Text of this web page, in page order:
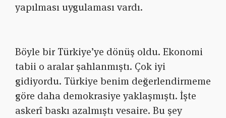
yapılması uygulaması vardı.
Böyle bir Türkiye’ye dönüş oldu. Ekonomi
tabii o aralar şahlanmıştı. Çok iyi
gidiyordu. Türkiye benim değerlendirmeme
göre daha demokrasiye yaklaşmıştı. İşte
askerî baskı azalmıştı vesaire. Bu şey